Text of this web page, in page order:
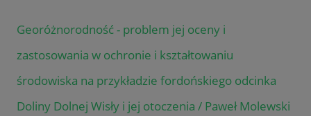
Georóżnorodność - problem jej oceny i
zastosowania w ochronie i kształtowaniu
środowiska na przykładzie fordońskiego odcinka
Doliny Dolnej Wisły i jej otoczenia / Paweł Molewski